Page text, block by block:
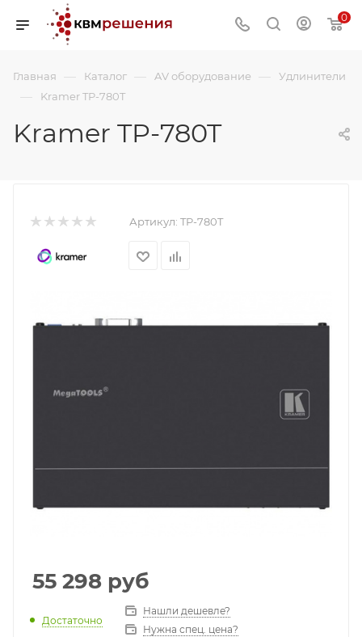
0
Главная — Каталог — AV оборудование — Удлинители
— Kramer TP-780T
Kramer TP-780T
Артикул: TP-780T
55 298 руб
Достаточно
Нашли дешевле?
Нужна спец. цена?